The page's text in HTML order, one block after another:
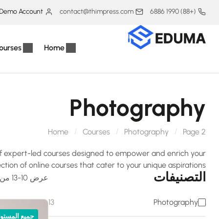
(+88) 1990 6886
contact@thimpress.com
Account
Home
Photography
Home Courses Photography Page 2
expert-led courses designed to empower and enrich your
of online courses that cater to your unique aspirations.
التصنيفات
Photography
13
عرض 10-13 من 13 نتيجة
جميع